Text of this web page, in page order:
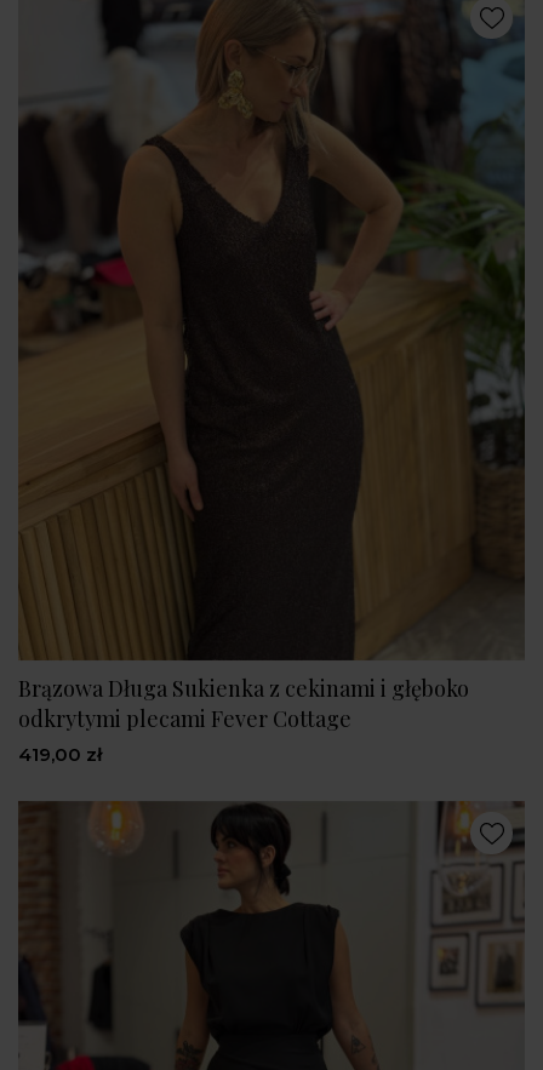
Brązowa Długa Sukienka z cekinami i głęboko
odkrytymi plecami Fever Cottage
419,00 zł